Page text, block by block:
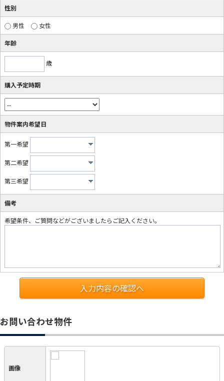
性別
男性 女性
年齢
歳
購入予定時期
物件案内希望日
第一希望
第二希望
第三希望
備考
希望条件、ご質問などがございましたらご記入ください。
入力内容の確認へ
お問い合わせ物件
画像